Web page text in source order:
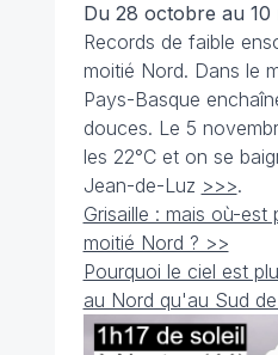
Du 28 octobre au
Records de faible
moitié Nord. Dans le
Pays-Basque
douces. Le 5
les 22°C et on se
Jean-de-Luz >>>.
Grisaille : mais où-est
moitié Nord ? >>
Pourquoi le ciel est
au Nord qu'au Sud